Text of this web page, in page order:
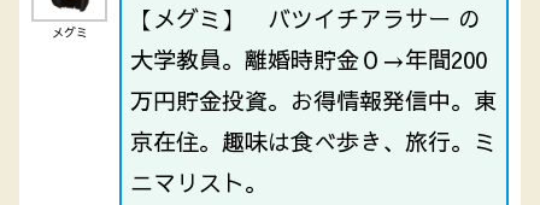
メグミ
【メグミ】 バツイチアラサー の
大学教員。離婚時貯金０→年間200
万円貯金投資。お得情報発信中。東
京在住。趣味は食べ歩き、旅行。ミ
ニマリスト。